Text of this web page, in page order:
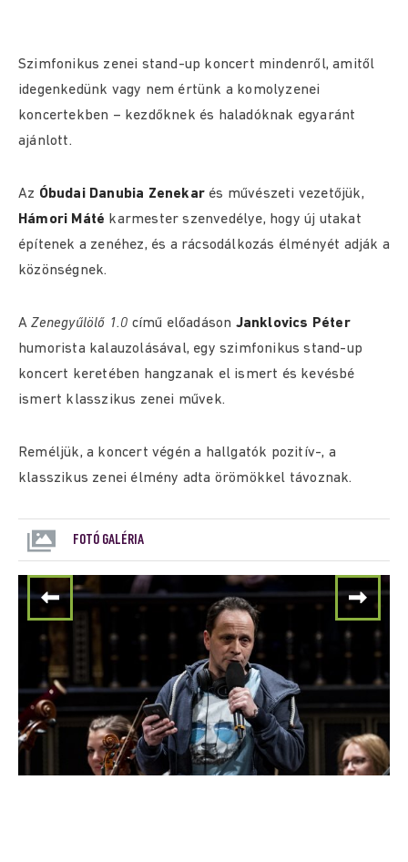
Szimfonikus zenei stand-up koncert mindenről, amitől
idegenkedünk vagy nem értünk a komolyzenei
koncertekben – kezdőknek és haladóknak egyaránt
ajánlott.
Az Óbudai Danubia Zenekar és művészeti vezetőjük,
Hámori Máté karmester szenvedélye, hogy új utakat
építenek a zenéhez, és a rácsodálkozás élményét adják a
közönségnek.
AZenegyűlölő 1.0 című előadáson Janklovics Péter
humorista kalauzolásával, egy szimfonikus stand-up
koncert keretében hangzanak el ismert és kevésbé
ismert klasszikus zenei művek.
Reméljük, a koncert végén a hallgatók pozitív-, a
klasszikus zenei élmény adta örömökkel távoznak.
FOTÓ GALÉRIA